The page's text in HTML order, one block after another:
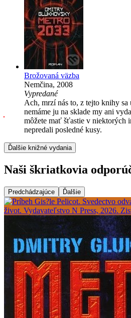
Brožovaná väzba
Nemčina, 2008
Vypredané
Ach, mrzí nás to, z tejto knihy
nemáme ju na sklade my ani
môžete mať šťastie v niektorých
nepredali posledné kusy.
Ďalšie knižné vydania
Naši škriatkovia
Predchádzajúce Ďalšie